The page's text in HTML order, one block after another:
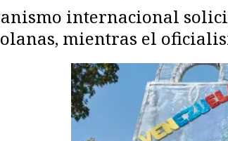
internacional
mientras el